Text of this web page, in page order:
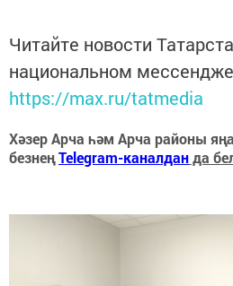
Читайте новости
национальном
https://max.ru/tatmedia
Хәзер Арча һәм Арча районы
безнеңTelegram-каналданда